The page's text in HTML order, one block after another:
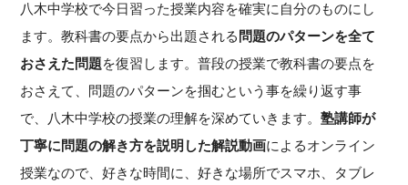
八木中学校で今日習った授業内容を確実に自分のものにし
ます。教科書の要点から出題される 問題のパターンを全て
おさえた問題を復習します。普段の授業で教科書の要点を
おさえて、問題のパターンを掴むという事を繰り返す事
で、八木中学校の授業の理解を深めていきます。塾講師が
丁寧に問題の解き方を説明した解説動画によるオンライン
授業なので、好きな時間に、好きな場所でスマホ、タブレ